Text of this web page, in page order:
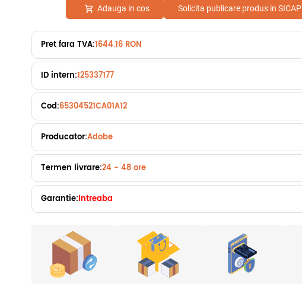
Adauga in cos Solicita publicare produs in SICAP
Pret fara TVA:1644.16 RON
ID intern:125337177
Cod:65304521CA01A12
Producator:Adobe
Termen livrare:24 - 48 ore
Garantie:Intreaba